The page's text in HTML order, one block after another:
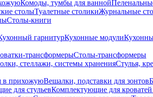
Комоды, тумбы для ванной
столыТуалетные столикиЖурнальные
Столы-книги
гарнитурКухонные модули
трансформерыСтолы-трансформеры
стеллажи, системы храненияСтулья,
в прихожуюВешалки, подставки для зонтов
для стульевКомплектующие для кроватей